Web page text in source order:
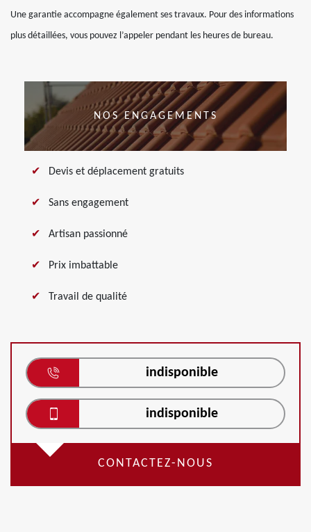
Une garantie accompagne également ses travaux. Pour des informations
plus détaillées, vous pouvez l’appeler pendant les heures de bureau.
NOS ENGAGEMENTS
Devis et déplacement gratuits
Sans engagement
Artisan passionné
Prix imbattable
Travail de qualité
indisponible
indisponible
CONTACTEZ-NOUS